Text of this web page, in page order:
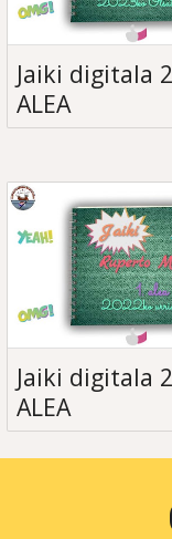
Jaiki digitala
ALEA
Jaiki digitala
ALEA